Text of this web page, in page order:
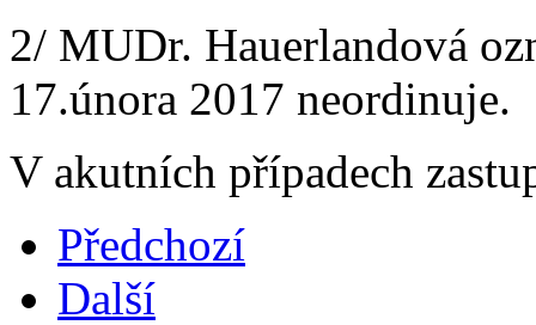
2/ MUDr. Hauerlandová
17.února 2017 neordinuje.
V akutních případech
Předchozí
Další